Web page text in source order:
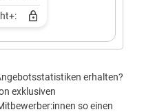
erhalten?
exklusiven
so einen